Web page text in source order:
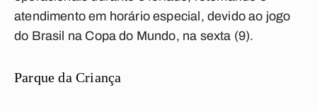
atendimento em horário especial, devido ao jogo
do Brasil na Copa do Mundo, na sexta (9).
Parque da Criança